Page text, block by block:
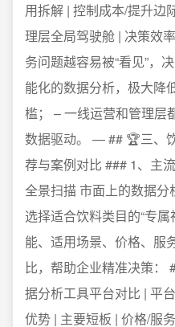
用拆解 | 控制成本/提升边
理层全局驾驶舱 | 决策效
务问题越容易被“看见”，
能化的数据分析，极大降
槛； – 一线运营和管理层
数据驱动。 — ## 🏆三、
荐与案例对比 ### 1、主
全景扫描 市面上的数据
选择适合饮料类目的“专
能、适用场景、价格、服
比，帮助企业精准决策：
据分析工具平台对比 | 平
优势 | 主要短板 | 价格